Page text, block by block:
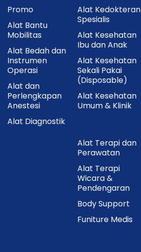
Promo
Alat Bantu
Mobilitas
Alat Bedah dan
Instrumen
Operasi
Alat dan
Perlengkapan
Anestesi
Alat Diagnostik
Alat Kedokteran
Spesialis
Alat Kesehatan
Ibu dan Anak
Alat Kesehatan
Sekali Pakai
(Disposable)
Alat Kesehatan
Umum & Klinik
Alat Terapi dan
Perawatan
Alat Terapi
Wicara &
Pendengaran
Body Support
Funiture Medis